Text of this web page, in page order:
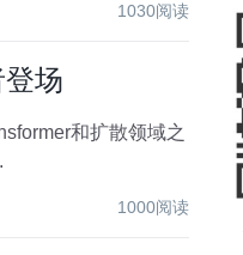
1030阅读
场
和扩散领域之
1000阅读